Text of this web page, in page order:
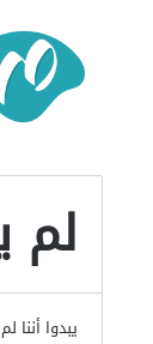
لم
يبدوا